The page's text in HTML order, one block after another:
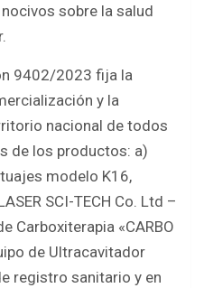
sobre la salud
9402/2023 fija la
y la
nacional de todos
de los productos: a)
modelo K16,
SCI-TECH Co. Ltd –
Carboxiterapia «CARBO
de Ultracavitador
registro sanitario y en